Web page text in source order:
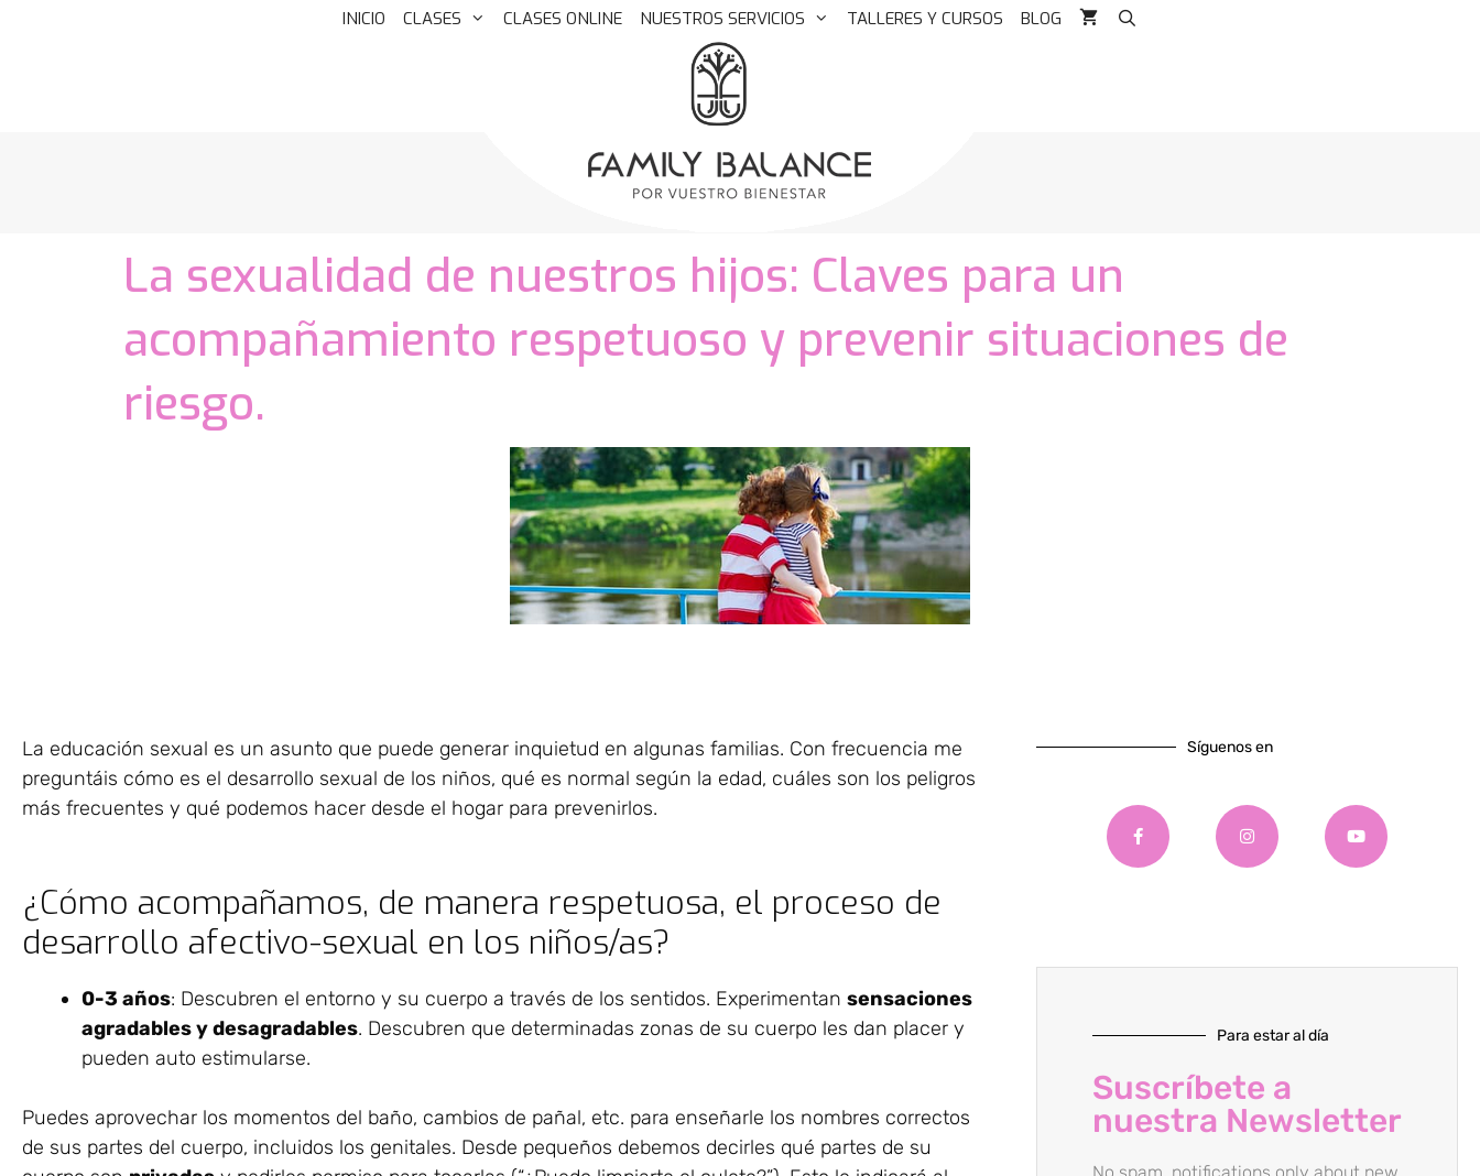
INICIO CLASES CLASES ONLINE NUESTROS SERVICIOS TALLERES Y CURSOS BLOG
La sexualidad de nuestros hijos: Claves para un
acompañamiento respetuoso y prevenir situaciones de
riesgo.
La educación sexual es un asunto que puede generar inquietud en algunas familias. Con frecuencia me
preguntáis cómo es el desarrollo sexual de los niños, qué es normal según la edad, cuáles son los peligros
más frecuentes y qué podemos hacer desde el hogar para prevenirlos.
¿Cómo acompañamos, de manera respetuosa, el proceso de
desarrollo afectivo-sexual en los niños/as?
0-3 años: Descubren el entorno y su cuerpo a través de los sentidos. Experimentan sensaciones
agradables y desagradables. Descubren que determinadas zonas de su cuerpo les dan placer y
pueden auto estimularse.
Puedes aprovechar los momentos del baño, cambios de pañal, etc. para enseñarle los nombres correctos
de sus partes del cuerpo, incluidos los genitales. Desde pequeños debemos decirles qué partes de su
Síguenos en
Para estar al día
Suscríbete a
nuestra Newsletter